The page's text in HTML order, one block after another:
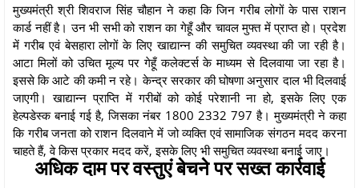
मुख्यमंत्री श्री शिवराज सिंह चौहान ने कहा कि जिन गरीब लोगों के पास राशन
कार्ड नहीं है। उन भी सभी को राशन का गेहूँ और चावल मुफ्त में प्राप्त हो। प्रदेश
में गरीब एवं बेसहारा लोगों के लिए खाद्यान्न की समुचित व्यवस्था की जा रही है।
आटा मिलों को उचित मूल्य पर गेहूँ कलेक्टर्स के माध्यम से दिलवाया जा रहा है।
इससे कि आटे की कमी न रहे। केन्द्र सरकार की घोषणा अनुसार दाल भी दिलवाई
जाएगी। खाद्यान्न प्राप्ति में गरीबों को कोई परेशानी ना हो, इसके लिए एक
हेल्पडेस्क बनाई गई है, जिसका नंबर 1800 2332 797 है। मुख्यमंत्री ने कहा
कि गरीब जनता को राशन दिलवाने में जो व्यक्ति एवं सामाजिक संगठन मदद करना
चाहते हैं, वे किस प्रकार मदद करें, इसके लिए भी समुचित व्यवस्था बनाई जाए।
अधिक दाम पर वस्तुएं बेचने पर सख्त कार्रवाई